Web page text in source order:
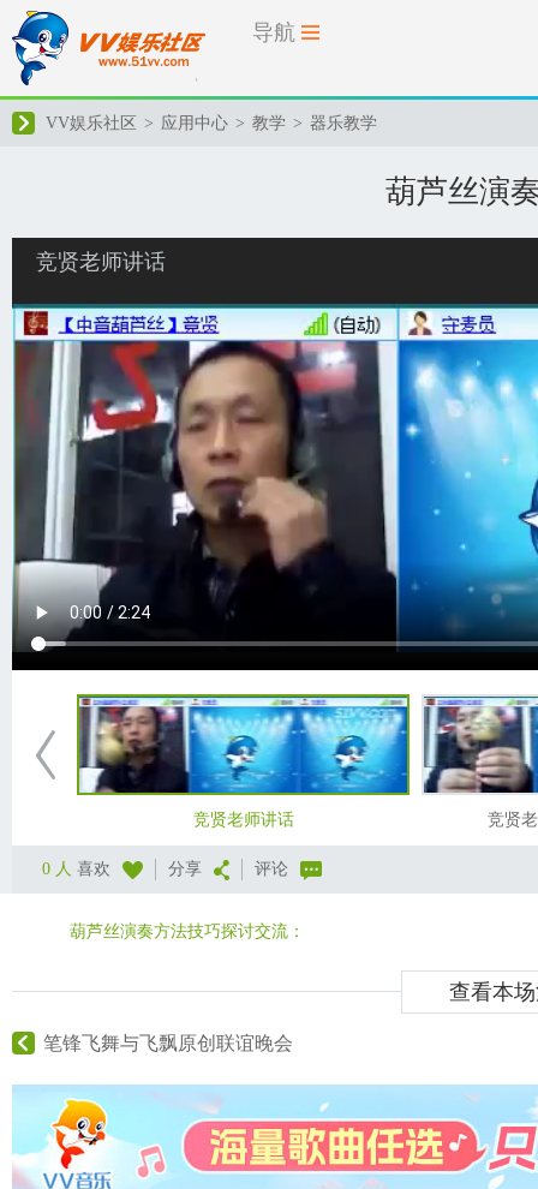
导航
VV娱乐社区 > 应用中心 > 教学 > 器乐教学
葫芦丝演
竞贤老师讲话
竞贤老师讲话 竞贤
0 人 喜欢 分享 评论
葫芦丝演奏方法技巧探讨交流：
查看本
笔锋飞舞与飞飘原创联谊晚会